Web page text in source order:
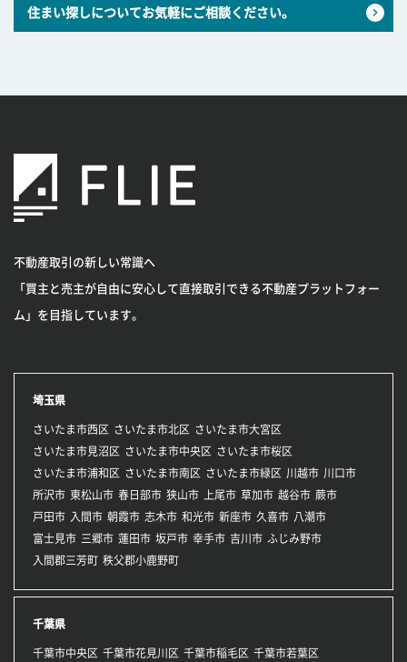
住まい探しについてお気軽にご相談ください。
不動産取引の新しい常識へ
「買主と売主が自由に安心して直接取引できる不動産プラットフォー
ム」を目指しています。
埼玉県
さいたま市西区 さいたま市北区
さいたま市大宮区
さいたま市見沼区
さいたま市中央区
さいたま市桜区
さいたま市浦和区
さいたま市南区 さいたま市緑区 川越市 川口市
所沢市 東松山市 春日部市 狭山市 上尾市 草加市 越谷市 蕨市
戸田市 入間市 朝霞市 志木市 和光市 新座市 久喜市 八潮市
富士見市 三郷市 蓮田市 坂戸市 幸手市 吉川市 ふじみ野市
入間郡三芳町 秩父郡小鹿野町
千葉県
千葉市中央区 千葉市花見川区 千葉市稲毛区 千葉市若葉区